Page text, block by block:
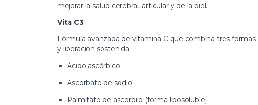
mejorar la salud cerebral, articular y de la piel.
Vita C3
Fórmula avanzada de vitamina C que combina tres
y liberación sostenida:
Ácido ascórbico
Ascorbato de sodio
Palmitato de ascorbilo (forma liposoluble)